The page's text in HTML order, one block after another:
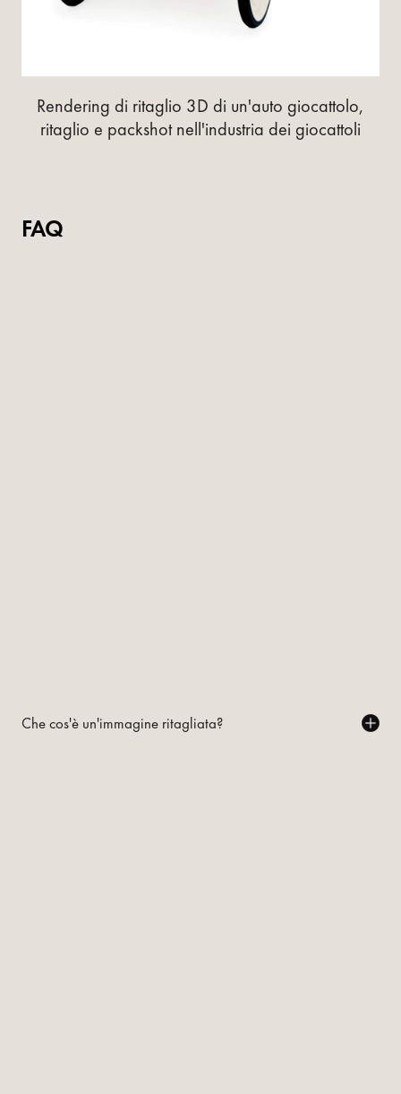
Rendering di ritaglio 3D di un'auto giocattolo,
ritaglio e packshot nell'industria dei giocattoli
FAQ
Che cos'è un'immagine ritagliata?